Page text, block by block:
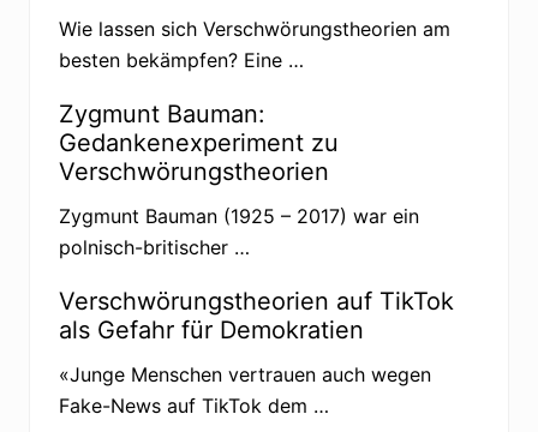
Wie lassen sich Verschwörungstheorien am
besten bekämpfen? Eine …
Zygmunt Bauman:
Gedankenexperiment zu
Verschwörungstheorien
Zygmunt Bauman (1925 – 2017) war ein
polnisch-britischer …
Verschwörungstheorien auf TikTok
als Gefahr für Demokratien
«Junge Menschen vertrauen auch wegen
Fake-News auf TikTok dem …